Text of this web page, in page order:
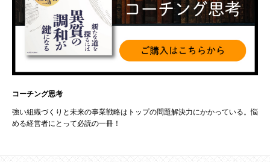
コーチング思考
強い組織づくりと未来の事業戦略はトップの問題解決力にかかっている。悩
める経営者にとって必読の一冊！